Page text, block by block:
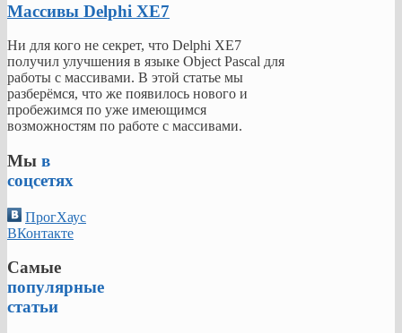
Массивы Delphi XE7
Ни для кого не секрет, что Delphi XE7
получил улучшения в языке Object Pascal для
работы с массивами. В этой статье мы
разберёмся, что же появилось нового и
пробежимся по уже имеющимся
возможностям по работе с массивами.
Мы в
соцсетях
ПрогХаус
ВКонтакте
Самые
популярные
статьи